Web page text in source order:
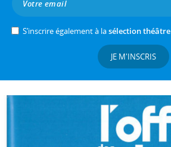
S’inscrire également à lasélection théâtre
JE M'INSCRIS